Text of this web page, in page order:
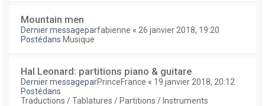
Mountain men
Dernier messageparfabienne « 26 janvier 2018, 19:20
Postédans Musique
Hal Leonard: partitions piano & guitare
Dernier messageparPrinceFrance « 19 janvier 2018, 20:12
Postédans
Traductions / Tablatures / Partitions / Instruments